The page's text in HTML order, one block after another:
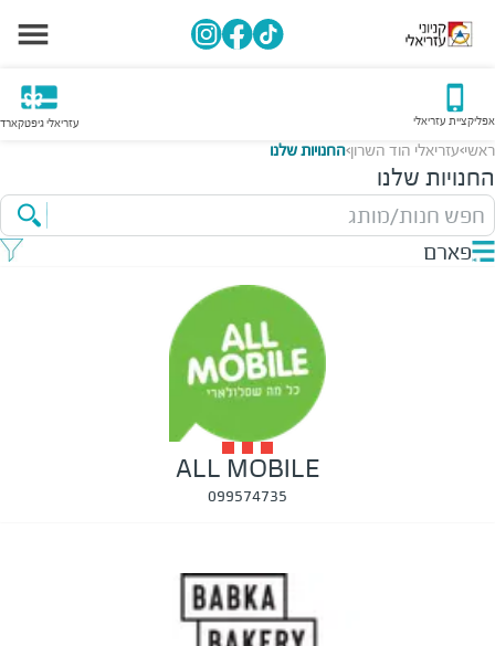
אפליקציית עזריאלי עזריאלי גיפטקארד
ראשי>עזריאלי הוד השרון>החנויות שלנו
החנויות שלנו
חפש חנות/מותג
פארם
ALL MOBILE
099574735